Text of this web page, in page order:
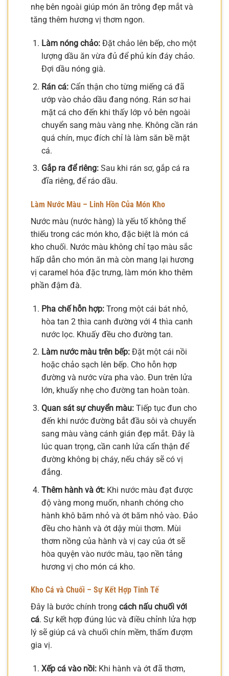
nhẹ bên ngoài giúp món ăn trông đẹp mắt và
tăng thêm hương vị thơm ngon.
Làm nóng chảo:Đặt chảo lên bếp, cho một
lượng dầu ăn vừa đủ để phủ kín đáy chảo.
Đợi dầu nóng già.
Rán cá:Cẩn thận cho từng miếng cá đã
ướp vào chảo dầu đang nóng. Rán sơ hai
mặt cá cho đến khi thấy lớp vỏ bên ngoài
chuyển sang màu vàng nhẹ. Không cần rán
quá chín, mục đích chỉ là làm săn bề mặt
cá.
Gắp ra để riêng:Sau khi rán sơ, gắp cá ra
đĩa riêng, để ráo dầu.
Làm Nước Màu – Linh Hồn Của Món Kho
Nước màu (nước hàng) là yếu tố không thể
thiếu trong các món kho, đặc biệt là món cá
kho chuối. Nước màu không chỉ tạo màu sắc
hấp dẫn cho món ăn mà còn mang lại hương
vị caramel hóa đặc trưng, làm món kho thêm
phần đậm đà.
Pha chế hỗn hợp:Trong một cái bát nhỏ,
hòa tan 2 thìa canh đường với 4 thìa canh
nước lọc. Khuấy đều cho đường tan.
Làm nước màu trên bếp:Đặt một cái nồi
hoặc chảo sạch lên bếp. Cho hỗn hợp
đường và nước vừa pha vào. Đun trên lửa
lớn, khuấy nhẹ cho đường tan hoàn toàn.
Quan sát sự chuyển màu:Tiếp tục đun cho
đến khi nước đường bắt đầu sôi và chuyển
sang màu vàng cánh gián đẹp mắt. Đây là
lúc quan trọng, cần canh lửa cẩn thận để
đường không bị cháy, nếu cháy sẽ có vị
đắng.
Thêm hành và ớt:Khi nước màu đạt được
độ vàng mong muốn, nhanh chóng cho
hành khô băm nhỏ và ớt băm nhỏ vào. Đảo
đều cho hành và ớt dậy mùi thơm. Mùi
thơm nồng của hành và vị cay của ớt sẽ
hòa quyện vào nước màu, tạo nền tảng
hương vị cho món cá kho.
Kho Cá và Chuối – Sự Kết Hợp Tinh Tế
Đây là bước chính trong cách nấu chuối với
cá. Sự kết hợp đúng lúc và điều chỉnh lửa hợp
lý sẽ giúp cá và chuối chín mềm, thấm đượm
gia vị.
Xếp cá vào nồi:Khi hành và ớt đã thơm,